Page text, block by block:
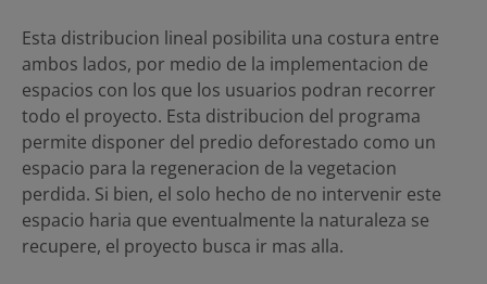
Esta distribucion lineal posibilita una costura entre
ambos lados, por medio de la implementacion de
espacios con los que los usuarios podran recorrer
todo el proyecto. Esta distribucion del programa
permite disponer del predio deforestado como un
espacio para la regeneracion de la vegetacion
perdida. Si bien, el solo hecho de no intervenir este
espacio haria que eventualmente la naturaleza se
recupere, el proyecto busca ir mas alla.